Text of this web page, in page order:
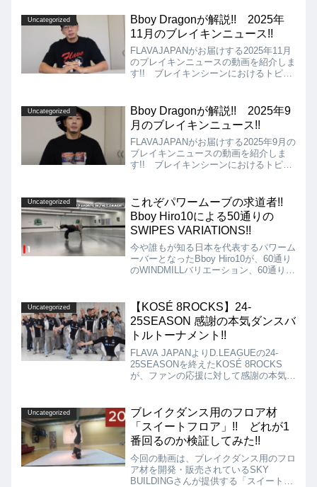
クダンス界の主要な出来事がわかるよう
になるのではないでしょうか!!
Uncategorized
Bboy Dragonが解説!! 2025年
11月のブレイキンニュース!!
FLAVAJAPANがお届けする2025年11月
のブレイキンニュースの動画を紹介しま
す!! ブレイキンシーンにおけるトピッ
ンス界の主要な出来事がわかるようにな
るのではないでしょうか!!
Uncategorized
Bboy Dragonが解説!! 2025年9
月のブレイキンニュース!!
FLAVAJAPANがお届けする2025年9月の
ブレイキンニュースの動画を紹介しま
す!! ブレイキンシーンにおけるトピッ
ンス界の主要な出来事がわかるようにな
るのではないでしょうか!!
Uncategorized
これぞパワームーブの求道者!!
Bboy Hiro10による50通りの
SWIPES VARIATIONS!!
今や誰もが知る日本を代表するパワーム
ーバーとなったBboy Hiro10が、60通り
のWINDMILLバリエーション、60通りの
アップされたので紹介!! Hiro10の底知
れないパワームーブを追求する姿がよく
わかる動画です!!
Uncategorized
【KOSÉ 8ROCKS】24-
25SEASON 感謝の本気ダンスバ
トルトーナメント!!
FLAVA JAPANよりD.LEAGUEの24-
25SEASONを終えたKOSÉ 8ROCKS
が、ファンの応援に対して感謝の本気ダ
バトルトーナメント」というだけあっ
て、それぞれのムーブを見ていても確か
にかなり本気です!!
Uncategorized
ブレイクダンス用のフロア材
「スイートフロア」!! どれが1
番回るのか検証してみた!!
今回の動画は、ブレイクダンス用のフロ
ア材を開発・販売されているSKY
BUILDINGさんが提供する「スイートフ